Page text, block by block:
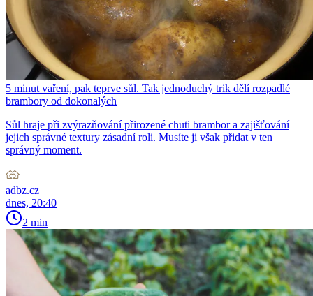
5 minut vaření, pak teprve sůl. Tak jednoduchý trik dělí rozpadlé
brambory od dokonalých
Sůl hraje při zvýrazňování přirozené chuti brambor a zajišťování
jejich správné textury zásadní roli. Musíte ji však přidat v ten
správný moment.
adbz.cz
dnes, 20:40
2 min